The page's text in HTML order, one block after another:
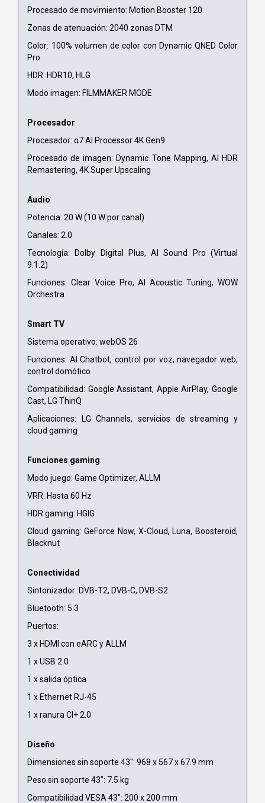
Procesado de movimiento: Motion Booster 120
Zonas de atenuación: 2040 zonas DTM
Color: 100% volumen de color con Dynamic QNED Color
Pro
HDR: HDR10, HLG
Modo imagen: FILMMAKER MODE
Procesador
Procesador: α7 AI Processor 4K Gen9
Procesado de imagen: Dynamic Tone Mapping, AI HDR
Remastering, 4K Super Upscaling
Audio
Potencia: 20 W (10 W por canal)
Canales: 2.0
Tecnología: Dolby Digital Plus, AI Sound Pro (Virtual
9.1.2)
Funciones: Clear Voice Pro, AI Acoustic Tuning, WOW
Orchestra
Smart TV
Sistema operativo: webOS 26
Funciones: AI Chatbot, control por voz, navegador web,
control domótico
Compatibilidad: Google Assistant, Apple AirPlay, Google
Cast, LG ThinQ
Aplicaciones: LG Channels, servicios de streaming y
cloud gaming
Funciones gaming
Modo juego: Game Optimizer, ALLM
VRR: Hasta 60 Hz
HDR gaming: HGIG
Cloud gaming: GeForce Now, X-Cloud, Luna, Boosteroid,
Blacknut
Conectividad
Sintonizador: DVB-T2, DVB-C, DVB-S2
Bluetooth: 5.3
Puertos:
3 x HDMI con eARC y ALLM
1 x USB 2.0
1 x salida óptica
1 x Ethernet RJ-45
1 x ranura CI+ 2.0
Diseño
Dimensiones sin soporte 43": 968 x 567 x 67.9 mm
Peso sin soporte 43": 7.5 kg
Compatibilidad VESA 43": 200 x 200 mm